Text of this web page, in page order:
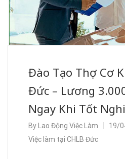
Đào Tạo Thợ Cơ
Đức – Lương
Ngay Khi Tốt
By Lao Động Việc Làm
19/
Việc làm tại CHLB Đức